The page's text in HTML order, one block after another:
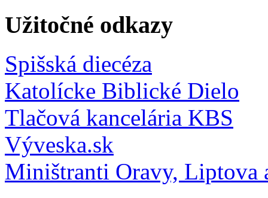
Užitočné odkazy
Spišská diecéza
Katolícke Biblické Dielo
Tlačová kancelária KBS
Výveska.sk
Miništranti Oravy, Liptova